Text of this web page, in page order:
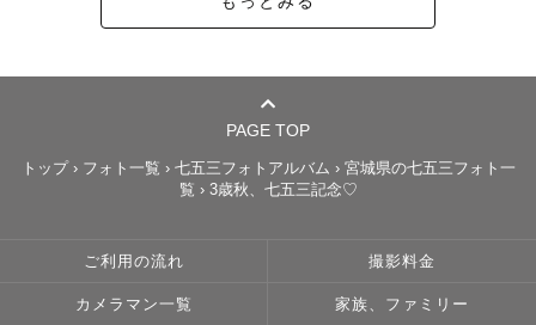
生活リズムや好きな遊びなど、打ち合わせでお子さまのこ
めていきます。
PAGE TOP
トップ› フォト一覧 › 七五三フォトアルバム › 宮城県の七五三フォト一
覧 › 3歳秋、七五三記念♡
ご利用の流れ 撮影料金
カメラマン一覧 家族、ファミリー